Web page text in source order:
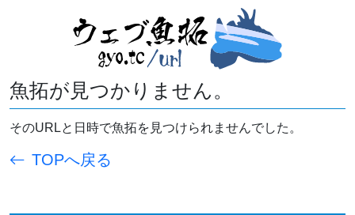
魚拓が見つかりません。
そのURLと日時で魚拓を見つけられませんでした。
TOPへ戻る